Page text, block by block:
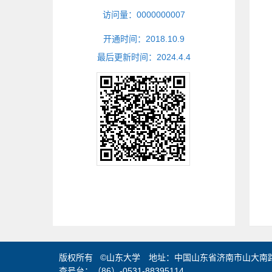
访问量： 0000000007
开通时间： 2018 10 9
最后更新时间： 2024 4 4
版权所有 ©山东大学 地址：中国山东省济南市山大